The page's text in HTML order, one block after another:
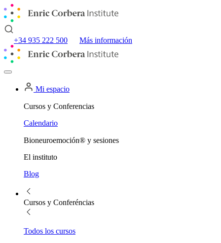
+34 935 222 500 Más información
Mi espacio
Cursos y Conferencias
Calendario
Bioneuroemoción® y sesiones
El instituto
Blog
Cursos y Conferéncias
Todos los cursos